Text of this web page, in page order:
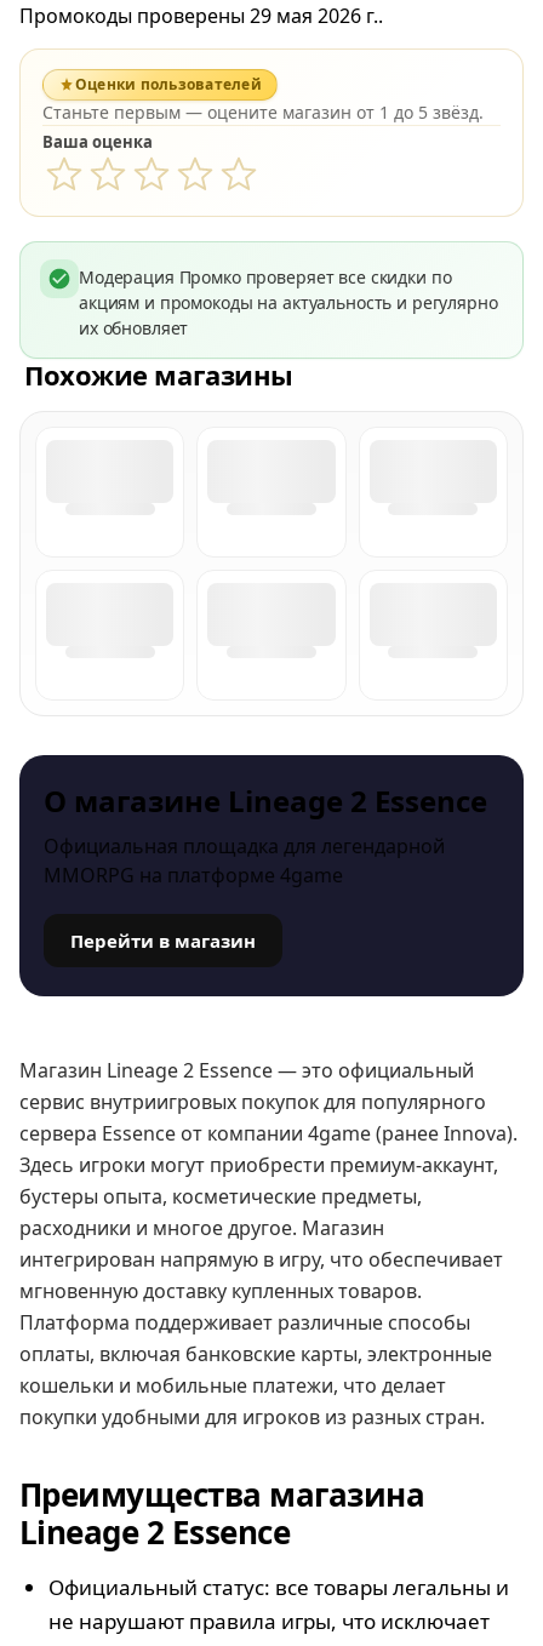
Промокоды проверены 29 мая 2026 г..
Оценки пользователей
Станьте первым — оцените магазин от 1 до 5 звёзд.
Ваша оценка
Модерация Промко проверяет все скидки по
акциям и промокоды на актуальность и регулярно
их обновляет
Похожие магазины
О магазине Lineage 2 Essence
Официальная площадка для легендарной
MMORPG на платформе 4game
Перейти в магазин
Магазин Lineage 2 Essence — это официальный
сервис внутриигровых покупок для популярного
сервера Essence от компании 4game (ранее Innova).
Здесь игроки могут приобрести премиум-аккаунт,
бустеры опыта, косметические предметы,
расходники и многое другое. Магазин
интегрирован напрямую в игру, что обеспечивает
мгновенную доставку купленных товаров.
Платформа поддерживает различные способы
оплаты, включая банковские карты, электронные
кошельки и мобильные платежи, что делает
покупки удобными для игроков из разных стран.
Преимущества магазина
Lineage 2 Essence
Официальный статус: все товары легальны и
не нарушают правила игры, что исключает